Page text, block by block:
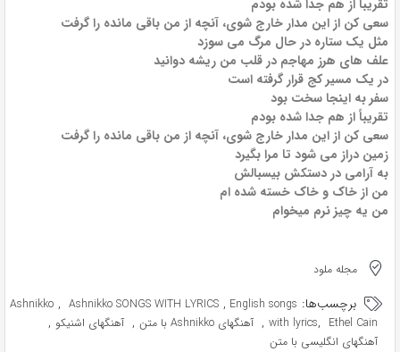
تقریباً از هم جدا شده بودم
سعی کن از این مدار خارج شوی، آنچه از من باقی مانده را گرفت
مثل یک ستاره در حال مرگ می سوزد
علف های هرز مهاجم در قلب من ریشه دوانید
در یک مسیر کج قرار گرفته است
سفر به اینجا سخت بود
تقریباً از هم جدا شده بودم
سعی کن از این مدار خارج شوی، آنچه از من باقی مانده را گرفت
زمین دراز می شود تا مرا بگیرد
به آرامی در دستکش بیسبالش
من از خاک و خاک خسته شده ام
من یه چیز نرم میخوام
مجله ملود
برچسب‌ها: Ashnikko , Ashnikko SONGS WITH LYRICS , English songs
with lyrics, Ethel Cain
, آهنگهای Ashnikko با متن , آهنگهای اشنیکو ,
آهنگهای انگلیسی با متن